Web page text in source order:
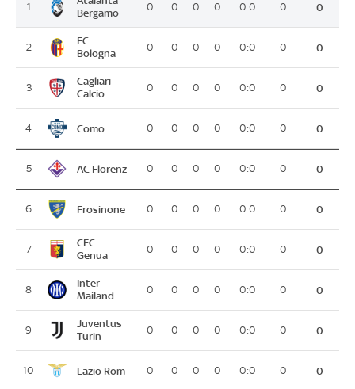
1
Bergamo
0 0 0 0 0:0 0 0
2
FC
Bologna
0 0 0 0 0:0 0 0
3
Cagliari
Calcio
0 0 0 0 0:0 0 0
4 Como 0 0 0 0 0:0 0 0
5 AC Florenz 0 0 0 0 0:0 0 0
6 Frosinone 0 0 0 0 0:0 0 0
7
CFC
Genua
0 0 0 0 0:0 0 0
8
Inter
Mailand
0 0 0 0 0:0 0 0
9
Juventus
Turin
0 0 0 0 0:0 0 0
10 Lazio Rom 0 0 0 0 0:0 0 0